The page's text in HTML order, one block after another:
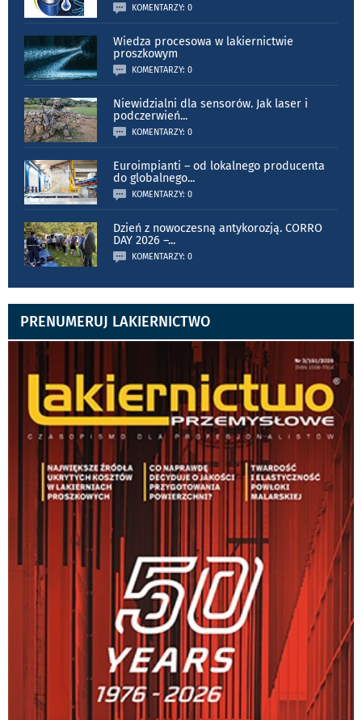
KOMENTARZY: 0
Wiedza procesowa w lakiernictwie
proszkowym
KOMENTARZY: 0
Niewidzialni dla sensorów. Jak laser i
podczerwień...
KOMENTARZY: 0
Euroimpianti – od lokalnego producenta
do globalnego...
KOMENTARZY: 0
Dzień z nowoczesną antykorozją. CORRO
DAY 2026 –...
KOMENTARZY: 0
PRENUMERUJ LAKIERNICTWO